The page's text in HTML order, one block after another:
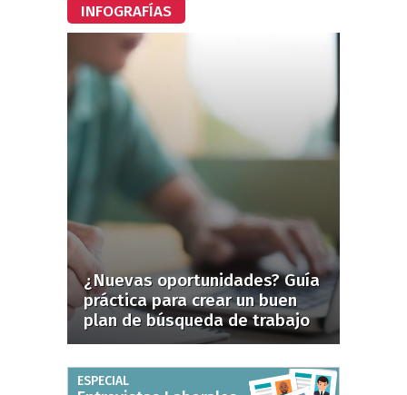
INFOGRAFÍAS
¿Nuevas oportunidades? Guía
práctica para crear un buen
plan de búsqueda de trabajo
ESPECIAL